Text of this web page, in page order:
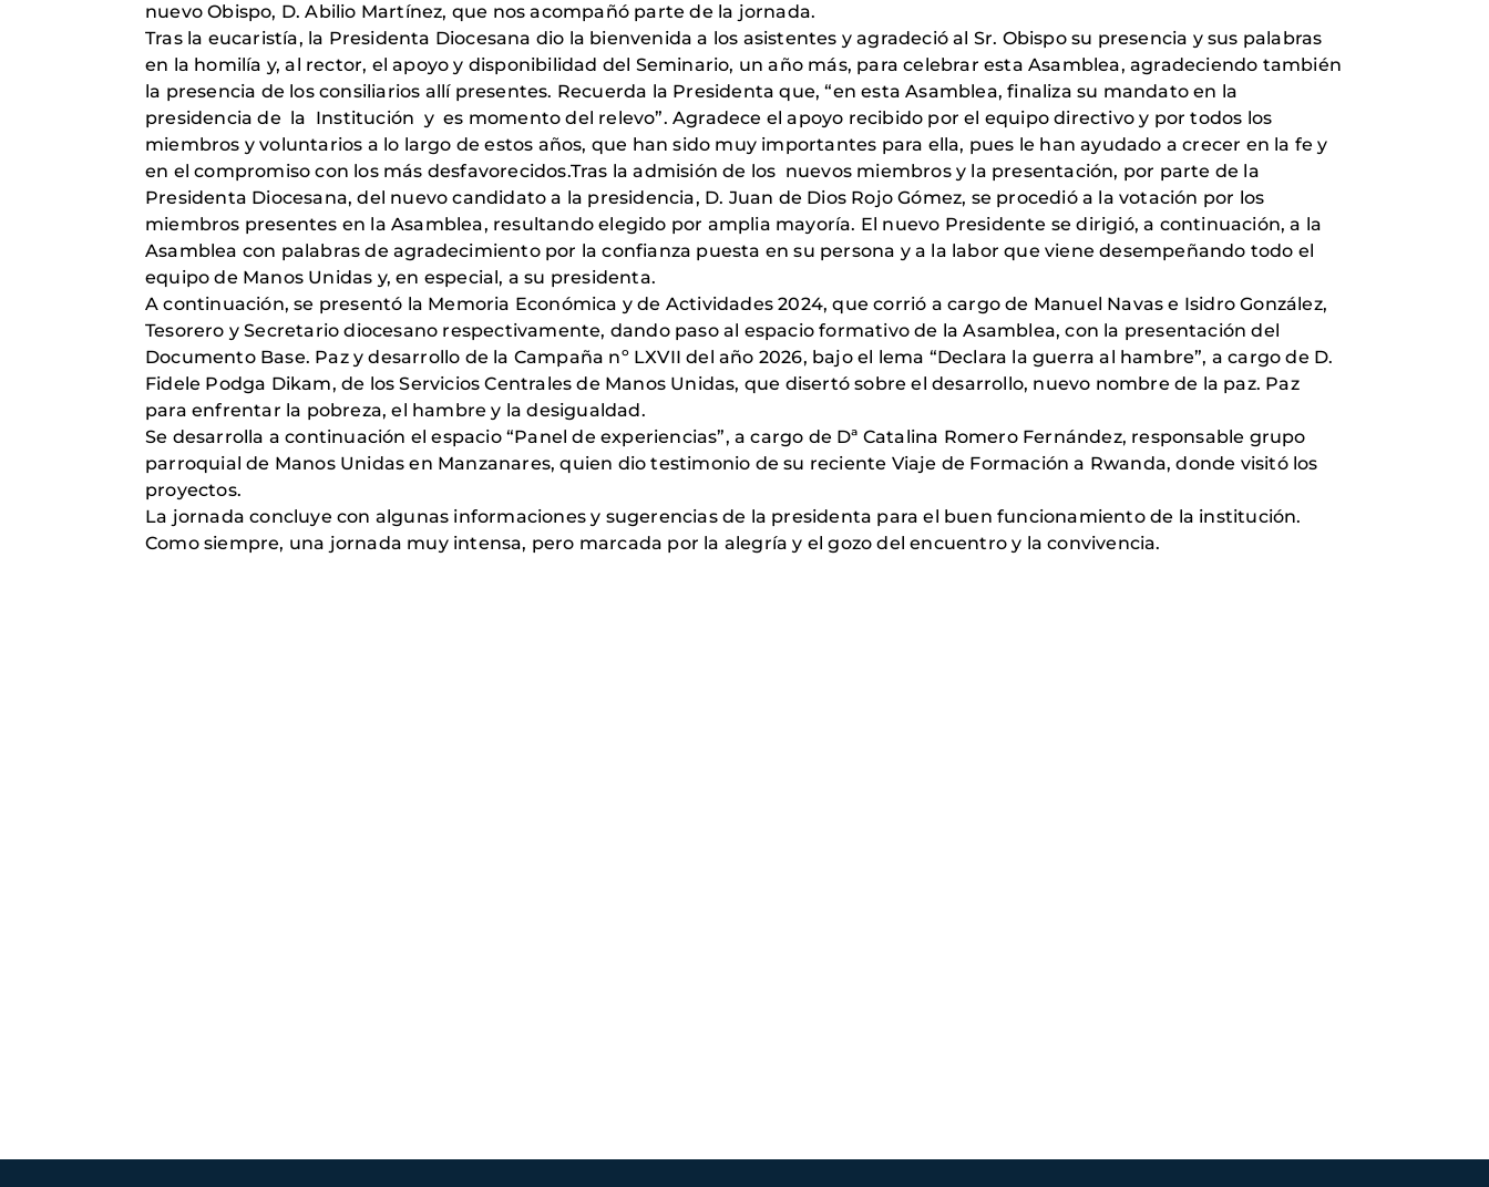
nuevo Obispo, D. Abilio Martínez, que nos acompañó parte de la jornada.
Tras la eucaristía, la Presidenta Diocesana dio la bienvenida a los asistentes y agradeció al Sr. Obispo su presencia y sus palabras
en la homilía y, al rector, el apoyo y disponibilidad del Seminario, un año más, para celebrar esta Asamblea, agradeciendo también
la presencia de los consiliarios allí presentes. Recuerda la Presidenta que, “en esta Asamblea, finaliza su mandato en la
presidencia de la Institución y es momento del relevo”. Agradece el apoyo recibido por el equipo directivo y por todos los
miembros y voluntarios a lo largo de estos años, que han sido muy importantes para ella, pues le han ayudado a crecer en la fe y
en el compromiso con los más desfavorecidos.Tras la admisión de los nuevos miembros y la presentación, por parte de la
Presidenta Diocesana, del nuevo candidato a la presidencia, D. Juan de Dios Rojo Gómez, se procedió a la votación por los
miembros presentes en la Asamblea, resultando elegido por amplia mayoría. El nuevo Presidente se dirigió, a continuación, a la
Asamblea con palabras de agradecimiento por la confianza puesta en su persona y a la labor que viene desempeñando todo el
equipo de Manos Unidas y, en especial, a su presidenta.
A continuación, se presentó la Memoria Económica y de Actividades 2024, que corrió a cargo de Manuel Navas e Isidro González,
Tesorero y Secretario diocesano respectivamente, dando paso al espacio formativo de la Asamblea, con la presentación del
Documento Base. Paz y desarrollo de la Campaña nº LXVII del año 2026, bajo el lema “Declara la guerra al hambre”, a cargo de D.
Fidele Podga Dikam, de los Servicios Centrales de Manos Unidas, que disertó sobre el desarrollo, nuevo nombre de la paz. Paz
para enfrentar la pobreza, el hambre y la desigualdad.
Se desarrolla a continuación el espacio “Panel de experiencias”, a cargo de Dª Catalina Romero Fernández, responsable grupo
parroquial de Manos Unidas en Manzanares, quien dio testimonio de su reciente Viaje de Formación a Rwanda, donde visitó los
proyectos.
La jornada concluye con algunas informaciones y sugerencias de la presidenta para el buen funcionamiento de la institución.
Como siempre, una jornada muy intensa, pero marcada por la alegría y el gozo del encuentro y la convivencia.